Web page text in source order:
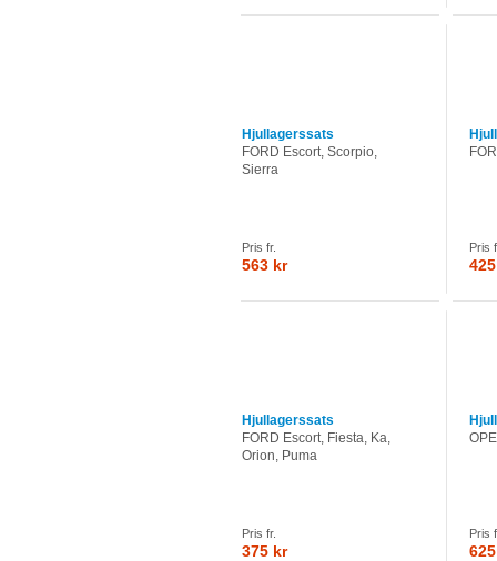
Hjullagerssats
FORD Escort, Scorpio,
Sierra
Pris fr.
563 kr
Pris
Hjullagerssats
FORD Escort, Fiesta, Ka,
Orion, Puma
Pris fr.
375 kr
Pris